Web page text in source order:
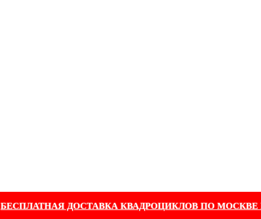
БЕСПЛАТНАЯ ДОСТАВКА КВАДРОЦИКЛОВ ПО